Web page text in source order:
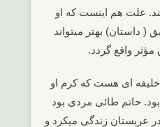
علت هم اینست که او
( داستان) بهتر میتواند
مؤثر واقع گردد.
ای هست که کرم او
حاتم طائی مردی بود
عربستان زندگی میکرد و